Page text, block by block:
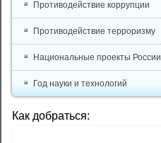
Противодействие коррупции
Противодействие терроризму
Национальные проекты России
Год науки и технологий
Как добраться: